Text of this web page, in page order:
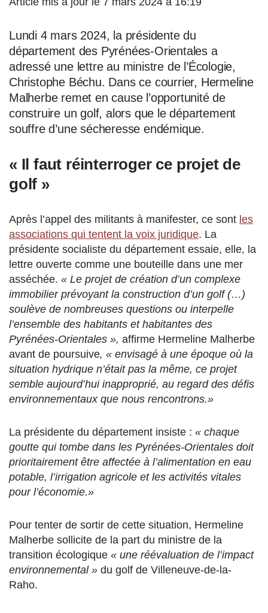
Lundi 4 mars 2024, la présidente du
département des Pyrénées-Orientales a
adressé une lettre au ministre de l’Écologie,
Christophe Béchu. Dans ce courrier, Hermeline
Malherbe remet en cause l’opportunité de
construire un golf, alors que le département
souffre d’une sécheresse endémique.
« Il faut réinterroger ce projet de
golf »
Après l’appel des militants à manifester, ce sont les
associations qui tentent la voix juridique. La
présidente socialiste du département essaie, elle, la
lettre ouverte comme une bouteille dans une mer
asséchée. « Le projet de création d’un complexe
immobilier prévoyant la construction d’un golf (…)
soulève de nombreuses questions ou interpelle
l’ensemble des habitants et habitantes des
Pyrénées-Orientales », affirme Hermeline Malherbe
avant de poursuive, « envisagé à une époque où la
situation hydrique n’était pas la même, ce projet
semble aujourd’hui inapproprié, au regard des défis
environnementaux que nous rencontrons.»
La présidente du département insiste : « chaque
goutte qui tombe dans les Pyrénées-Orientales doit
prioritairement être affectée à l’alimentation en eau
potable, l’irrigation agricole et les activités vitales
pour l’économie.»
Pour tenter de sortir de cette situation, Hermeline
Malherbe sollicite de la part du ministre de la
transition écologique « une réévaluation de l’impact
environnemental » du golf de Villeneuve-de-la-
Raho.